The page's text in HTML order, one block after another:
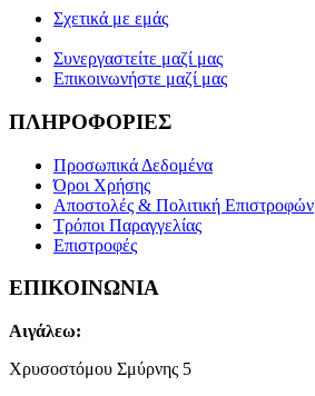
Σχετικά με εμάς
Συνεργαστείτε μαζί μας
Επικοινωνήστε μαζί μας
ΠΛΗΡΟΦΟΡΙΕΣ
Προσωπικά Δεδομένα
Όροι Χρήσης
Αποστολές & Πολιτική Επιστροφών
Τρόποι Παραγγελίας
Επιστροφές
ΕΠΙΚΟΙΝΩΝΙΑ
Αιγάλεω:
Χρυσοστόμου Σμύρνης 5